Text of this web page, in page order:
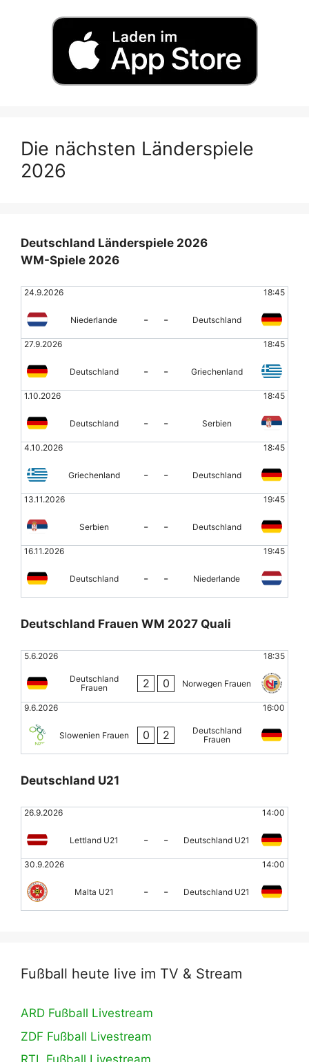
Die nächsten Länderspiele
2026
Deutschland Länderspiele 2026
WM-Spiele 2026
24.9.2026 18:45
Niederlande - - Deutschland
27.9.2026 18:45
Deutschland - - Griechenland
1.10.2026 18:45
Deutschland - - Serbien
4.10.2026 18:45
Griechenland - - Deutschland
13.11.2026 19:45
Serbien - - Deutschland
16.11.2026 19:45
Deutschland - - Niederlande
Deutschland Frauen WM 2027 Quali
5.6.2026 18:35
Deutschland
Frauen
2 0 Norwegen Frauen
9.6.2026 16:00
Slowenien Frauen 0 2
Deutschland
Frauen
Deutschland U21
26.9.2026 14:00
Lettland U21 - - Deutschland U21
30.9.2026 14:00
Malta U21 - - Deutschland U21
Fußball heute live im TV & Stream
ARD Fußball Livestream
ZDF Fußball Livestream